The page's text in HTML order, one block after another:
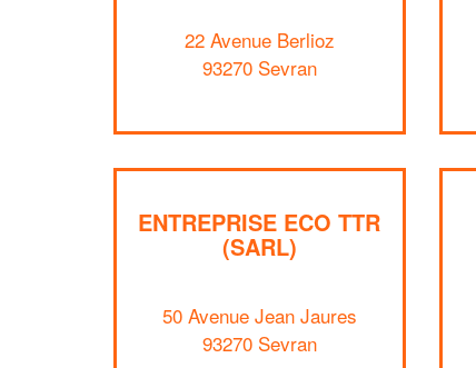
22 Avenue Berlioz
93270 Sevran
ENTREPRISE ECO TTR
(SARL)
50 Avenue Jean Jaures
93270 Sevran